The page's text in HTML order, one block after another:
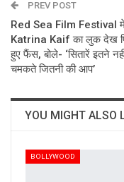
Email
PREV POST
Red Sea Film Festival
Katrina Kaif का लुक देख
हुए फैंस, बोले- ‘सितारें इतने
चमकते जितनी की आप’
YOU MIGHT ALSO
BOLLYWOOD